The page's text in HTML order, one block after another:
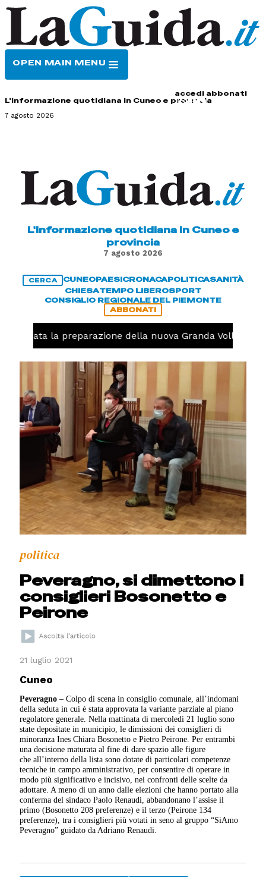
OPEN MAIN MENU
accedi abbonati
L'informazione quotidiana in Cuneo e provincia
7 agosto 2026
L'informazione quotidiana in Cuneo e
provincia
7 agosto 2026
CERCA CUNEOPAESICRONACAPOLITICASANITÀ
CHIESATEMPO LIBEROSPORT
CONSIGLIO REGIONALE DEL PIEMONTE
ABBONATI
iniziata la preparazione della nuova Granda Volley
politica
Peveragno, si dimettono i
consiglieri Bosonetto e
Peirone
21 luglio 2021
Cuneo
Peveragno – Colpo di scena in consiglio comunale, all’indomani
della seduta in cui è stata approvata la variante parziale al piano
regolatore generale. Nella mattinata di mercoledì 21 luglio sono
state depositate in municipio, le dimissioni dei consiglieri di
minoranza Ines Chiara Bosonetto e Pietro Peirone. Per entrambi
una decisione maturata al fine di dare spazio alle figure
che all’interno della lista sono dotate di particolari competenze
tecniche in campo amministrativo, per consentire di operare in
modo più significativo e incisivo, nei confronti delle scelte da
adottare. A meno di un anno dalle elezioni che hanno portato alla
conferma del sindaco Paolo Renaudi, abbandonano l’assise il
primo (Bosonetto 208 preferenze) e il terzo (Peirone 134
preferenze), tra i consiglieri più votati in seno al gruppo “SiAmo
Peveragno” guidato da Adriano Renaudi.